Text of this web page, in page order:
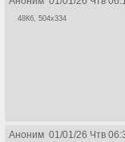
48Кб, 504x334
Аноним 01/01/26 Чтв